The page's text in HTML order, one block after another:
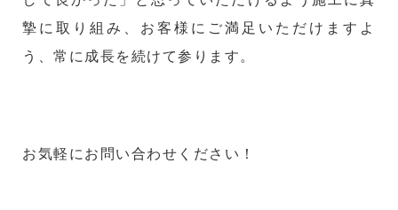
摯に取り組み、お客様にご満足いただけますよ
う、常に成長を続けて参ります。
お気軽にお問い合わせください！